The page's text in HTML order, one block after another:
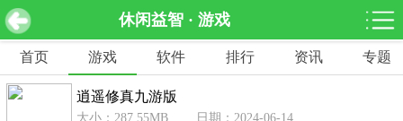
休闲益智 · 游戏
网游分类 软件分类
休闲益智
赛车竞速
首页 游戏 软件 排行 资讯 专题
逍遥修真九游版 v3.7.0安卓版 下载
逍遥修真九游版
大小：287.55MB
日期：2024-06-14